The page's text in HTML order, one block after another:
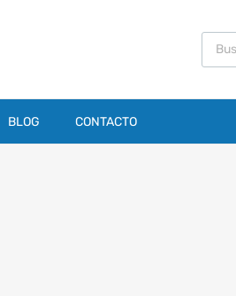
BLOG CONTACTO